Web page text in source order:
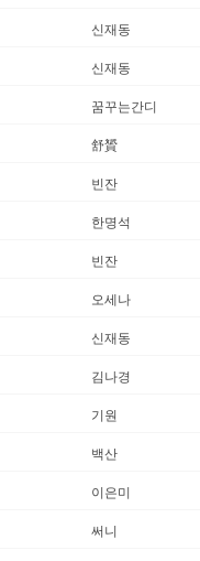
신재동
신재동
꿈꾸는간디
舒贇
빈잔
한명석
빈잔
오세나
신재동
김나경
기원
백산
이은미
써니